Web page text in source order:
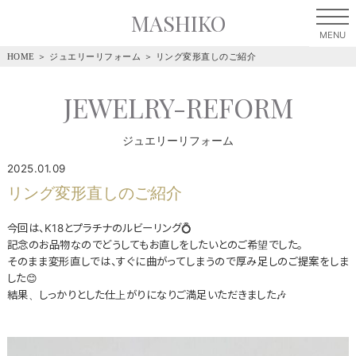
MASHIKO
HOME ＞ ジュエリーリフォーム ＞ リング変形直しのご紹介
JEWELRY-REFORM
ジュエリーリフォーム
2025.01.09
リング変形直しのご紹介
今回は、K18とプラチナのルビーリング💍
記念のお品物なのでどうしてもお直しをしたいとのご希望でした。
そのまま変形直しでは、すぐに曲がってしまうので厚み足しのご提案をしま
した😊
結果、しっかりとした仕上がりになりご満足いただきました🎶